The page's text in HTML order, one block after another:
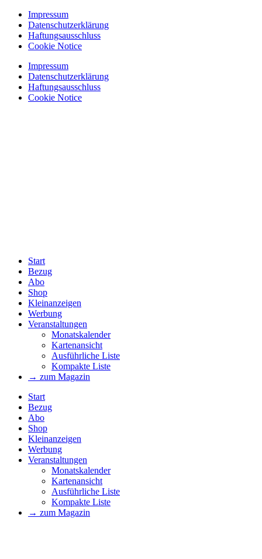
Zum
Inhalt
springen
Impressum
Datenschutzerklärung
Haftungsausschluss
Cookie Notice
Impressum
Datenschutzerklärung
Haftungsausschluss
Cookie Notice
Start
Bezug
Abo
Shop
Kleinanzeigen
Werbung
Veranstaltungen
Monatskalender
Kartenansicht
Ausführliche Liste
Kompakte Liste
→ zum Magazin
Start
Bezug
Abo
Shop
Kleinanzeigen
Werbung
Veranstaltungen
Monatskalender
Kartenansicht
Ausführliche Liste
Kompakte Liste
→ zum Magazin